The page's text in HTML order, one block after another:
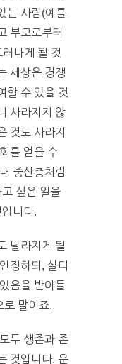
는 사람(예를
부모로부터
나게 될 것
세상은 경쟁
할 수 있을 것
사라지지 않
것도 사라지
를 얻을 수
중산층처럼
싶은 일을
니다.
달라지게 될
정하되, 살다
음을 받아들
로 말이죠.
두 생존과 존
것입니다. 운